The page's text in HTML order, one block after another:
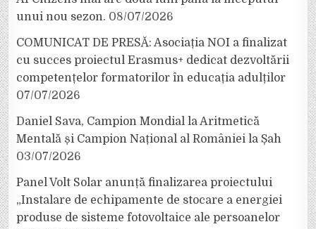
unui nou sezon. 08/07/2026
COMUNICAT DE PRESĂ: Asociația NOI a finalizat
cu succes proiectul Erasmus+ dedicat dezvoltării
competențelor formatorilor în educația adulților
07/07/2026
Daniel Sava, Campion Mondial la Aritmetică
Mentală și Campion Național al României la Șah
03/07/2026
Panel Volt Solar anunță finalizarea proiectului
„Instalare de echipamente de stocare a energiei
produse de sisteme fotovoltaice ale persoanelor